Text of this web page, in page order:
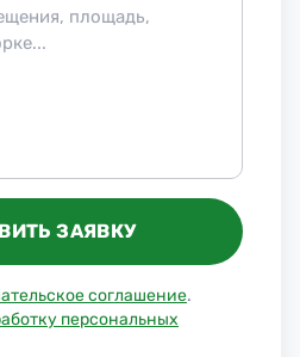
ЗАЯВКУ
соглашение.
персональных